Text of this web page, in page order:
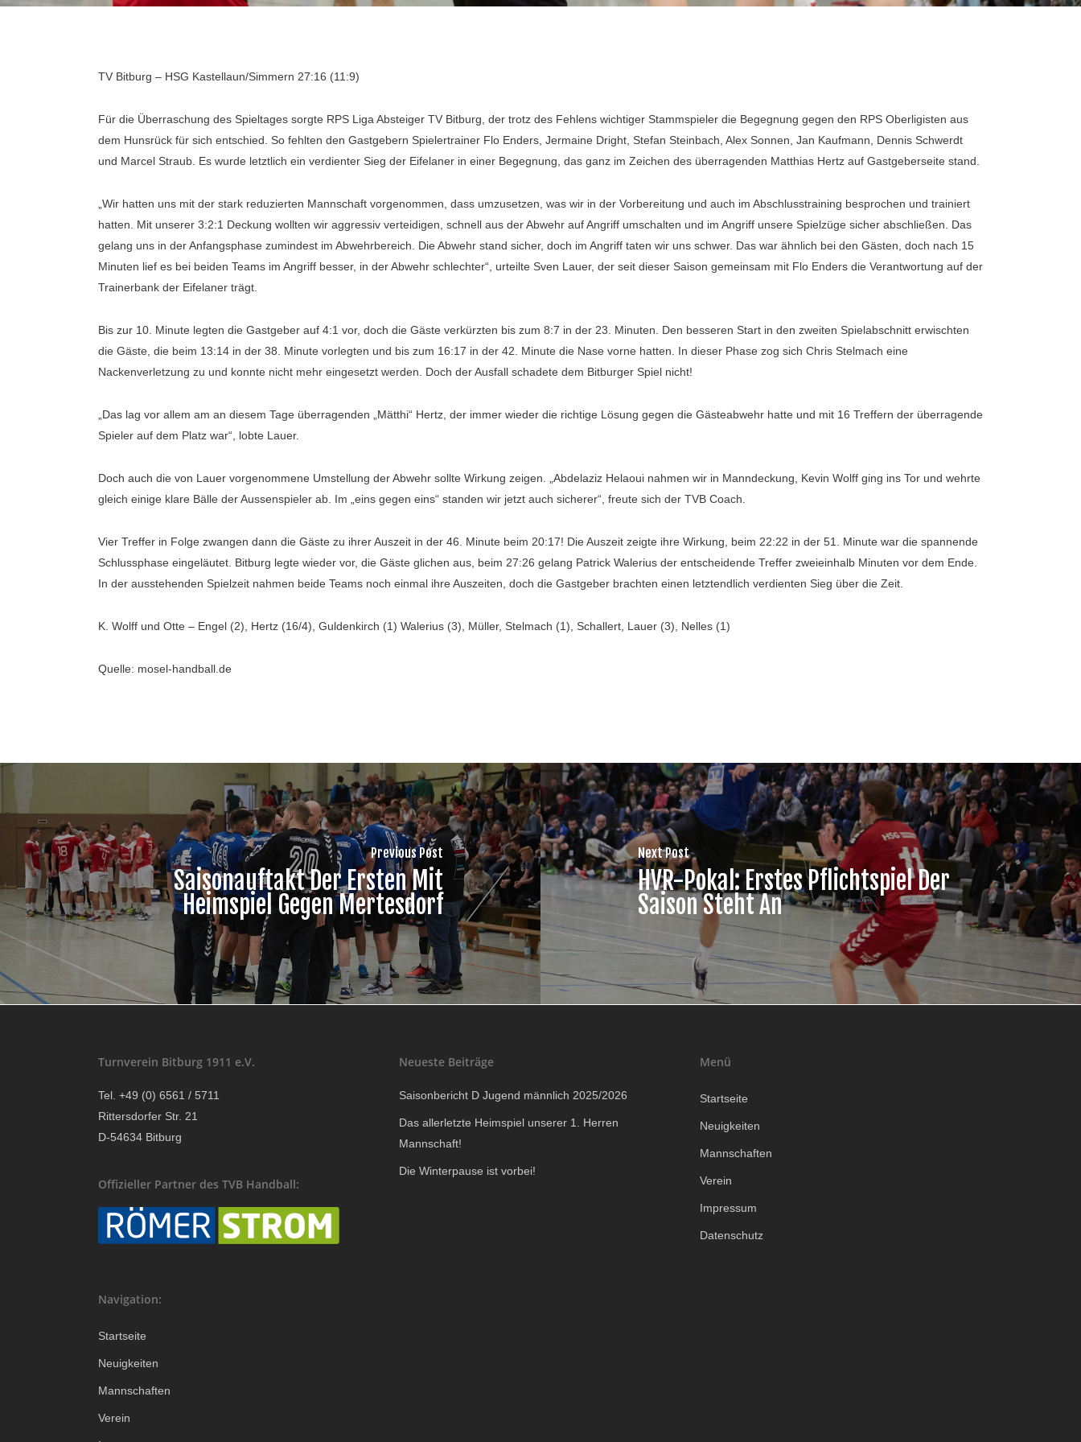
TV Bitburg – HSG Kastellaun/Simmern 27:16 (11:9)
Für die Überraschung des Spieltages sorgte RPS Liga Absteiger TV Bitburg, der trotz des Fehlens wichtiger Stammspieler die Begegnung gegen den RPS Oberligisten aus
dem Hunsrück für sich entschied. So fehlten den Gastgebern Spielertrainer Flo Enders, Jermaine Dright, Stefan Steinbach, Alex Sonnen, Jan Kaufmann, Dennis Schwerdt
und Marcel Straub. Es wurde letztlich ein verdienter Sieg der Eifelaner in einer Begegnung, das ganz im Zeichen des überragenden Matthias Hertz auf Gastgeberseite stand.
„Wir hatten uns mit der stark reduzierten Mannschaft vorgenommen, dass umzusetzen, was wir in der Vorbereitung und auch im Abschlusstraining besprochen und trainiert
hatten. Mit unserer 3:2:1 Deckung wollten wir aggressiv verteidigen, schnell aus der Abwehr auf Angriff umschalten und im Angriff unsere Spielzüge sicher abschließen. Das
gelang uns in der Anfangsphase zumindest im Abwehrbereich. Die Abwehr stand sicher, doch im Angriff taten wir uns schwer. Das war ähnlich bei den Gästen, doch nach 15
Minuten lief es bei beiden Teams im Angriff besser, in der Abwehr schlechter“, urteilte Sven Lauer, der seit dieser Saison gemeinsam mit Flo Enders die Verantwortung auf der
Trainerbank der Eifelaner trägt.
Bis zur 10. Minute legten die Gastgeber auf 4:1 vor, doch die Gäste verkürzten bis zum 8:7 in der 23. Minuten. Den besseren Start in den zweiten Spielabschnitt erwischten
die Gäste, die beim 13:14 in der 38. Minute vorlegten und bis zum 16:17 in der 42. Minute die Nase vorne hatten. In dieser Phase zog sich Chris Stelmach eine
Nackenverletzung zu und konnte nicht mehr eingesetzt werden. Doch der Ausfall schadete dem Bitburger Spiel nicht!
„Das lag vor allem am an diesem Tage überragenden „Mätthi“ Hertz, der immer wieder die richtige Lösung gegen die Gästeabwehr hatte und mit 16 Treffern der überragende
Spieler auf dem Platz war“, lobte Lauer.
Doch auch die von Lauer vorgenommene Umstellung der Abwehr sollte Wirkung zeigen. „Abdelaziz Helaoui nahmen wir in Manndeckung, Kevin Wolff ging ins Tor und wehrte
gleich einige klare Bälle der Aussenspieler ab. Im „eins gegen eins“ standen wir jetzt auch sicherer“, freute sich der TVB Coach.
Vier Treffer in Folge zwangen dann die Gäste zu ihrer Auszeit in der 46. Minute beim 20:17! Die Auszeit zeigte ihre Wirkung, beim 22:22 in der 51. Minute war die spannende
Schlussphase eingeläutet. Bitburg legte wieder vor, die Gäste glichen aus, beim 27:26 gelang Patrick Walerius der entscheidende Treffer zweieinhalb Minuten vor dem Ende.
In der ausstehenden Spielzeit nahmen beide Teams noch einmal ihre Auszeiten, doch die Gastgeber brachten einen letztendlich verdienten Sieg über die Zeit.
K. Wolff und Otte – Engel (2), Hertz (16/4), Guldenkirch (1) Walerius (3), Müller, Stelmach (1), Schallert, Lauer (3), Nelles (1)
Quelle: mosel-handball.de
Previous Post
Saisonauftakt Der Ersten Mit
Heimspiel Gegen Mertesdorf
Next Post
HVR-Pokal: Erstes Pflichtspiel Der
Saison Steht An
Turnverein Bitburg 1911 e.V.
Tel. +49 (0) 6561 / 5711
Rittersdorfer Str. 21
D-54634 Bitburg
Offizieller Partner des TVB Handball:
Navigation:
Startseite
Neuigkeiten
Mannschaften
Verein
Neueste Beiträge
Saisonbericht D Jugend männlich 2025/2026
Das allerletzte Heimspiel unserer 1. Herren
Mannschaft!
Die Winterpause ist vorbei!
Menü
Startseite
Neuigkeiten
Mannschaften
Verein
Impressum
Datenschutz